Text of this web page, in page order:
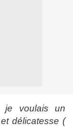
voulais un
délicatesse (